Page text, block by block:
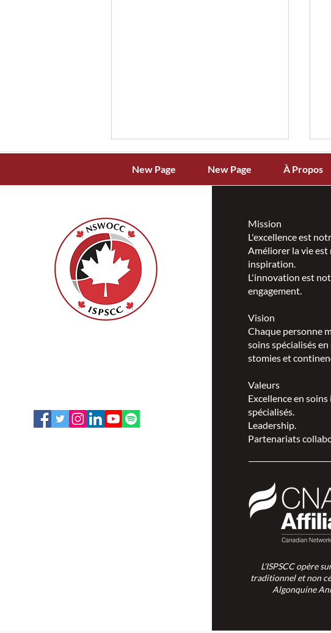
Présentation de trois
nouveaux guides pour vivre
avec une stomie alimentaire
New Page New Page À Propos
Mission
L'excellence est
Améliorer la vie est
inspiration.
L'innovation est
engagement.
Vision
Chaque personne
soins spécialisés en
stomies et
Valeurs
Excellence en
spécialisés.
Leadership.
Partenariats
L'ISPSCC opère
traditionnel et non
Algonquine